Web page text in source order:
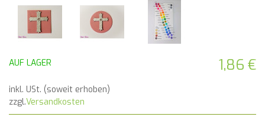
1,86 €
AUF LAGER
inkl. USt. (soweit erhoben)
zzgl.Versandkosten